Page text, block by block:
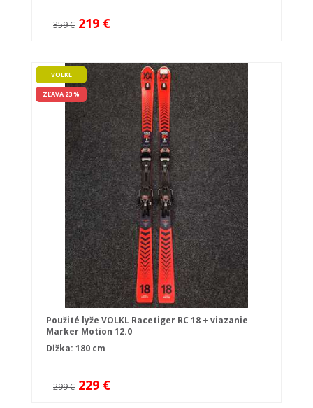
359 € 219 €
VOLKL
ZĽAVA 23 %
Použité lyže VOLKL Racetiger RC 18 + viazanie
Marker Motion 12.0
Dĺžka: 180 cm
299 € 229 €